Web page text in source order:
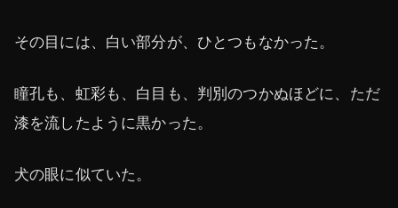
その目には、白い部分が、ひとつもなかった。
瞳孔も、虹彩も、白目も、判別のつかぬほどに、ただ
漆を流したように黒かった。
犬の眼に似ていた。